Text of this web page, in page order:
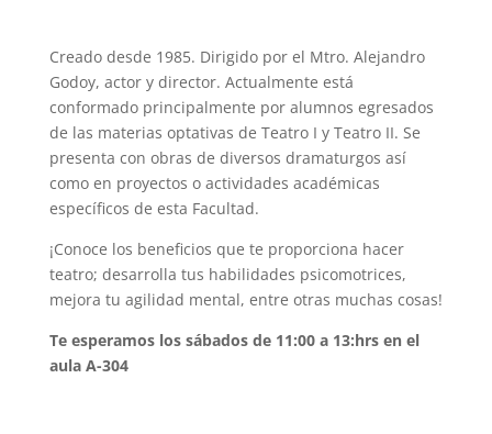
Creado desde 1985. Dirigido por el Mtro. Alejandro
Godoy, actor y director. Actualmente está
conformado principalmente por alumnos egresados
de las materias optativas de Teatro I y Teatro II. Se
presenta con obras de diversos dramaturgos así
como en proyectos o actividades académicas
específicos de esta Facultad.
¡Conoce los beneficios que te proporciona hacer
teatro; desarrolla tus habilidades psicomotrices,
mejora tu agilidad mental, entre otras muchas cosas!
Te esperamos los sábados de 11:00 a 13:hrs en el
aula A-304